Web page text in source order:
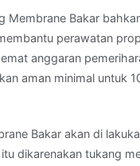
Membrane Bakar
perawatan
anggaran
aman minimal untuk
Bakar akan di
dikarenakan tukang